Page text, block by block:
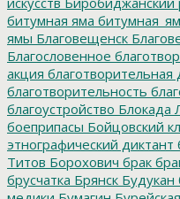
битумная яма
ямы Благовещенск
Благословенное
акция благотворительная
благотворительность
благоустройство Блокада
боеприпасы Бойцовский
этнографический диктант
Титов Борохович брак
брусчатка Брянск Будукан